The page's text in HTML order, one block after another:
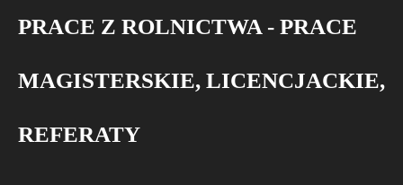
PRACE Z ROLNICTWA - PRACE
MAGISTERSKIE, LICENCJACKIE,
REFERATY